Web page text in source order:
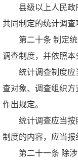
县级以上人民政
共同制定的统计调查
第二十条 制定
调查制度，并依照本
统计调查制度应
查对象、调查组织
作出规定。
统计调查应当
制度的内容，应当报
第二十一条 除